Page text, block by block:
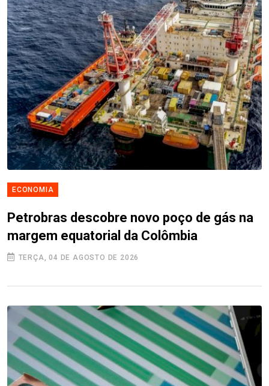
ECONOMIA
Petrobras descobre novo poço de gás na
margem equatorial da Colômbia
TERÇA, 04 DE AGOSTO DE 2026